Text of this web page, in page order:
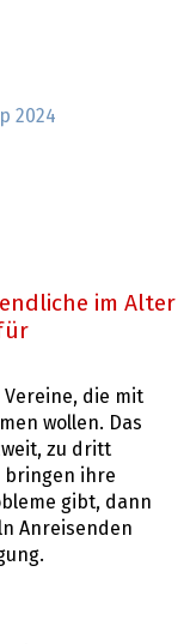
2024
im Alter
die mit
wollen. Das
zu dritt
bringen ihre
gibt, dann
Anreisenden